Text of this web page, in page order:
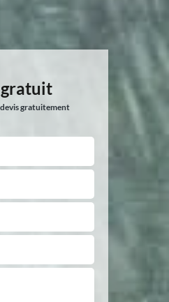
gratuitement